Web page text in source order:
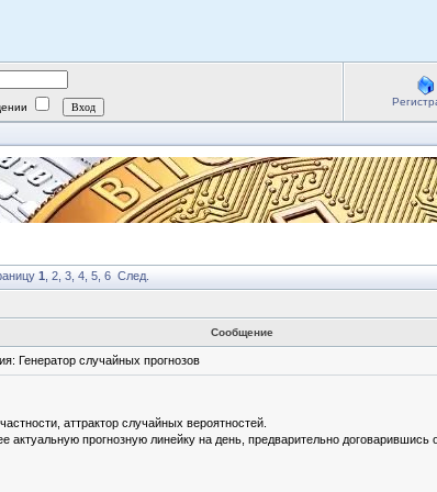
1 2 3 4 5 6 След.
Сообщение
Генератор случайных прогнозов
аттрактор случайных вероятностей.
прогнозную линейку на день, предварительно договарившись